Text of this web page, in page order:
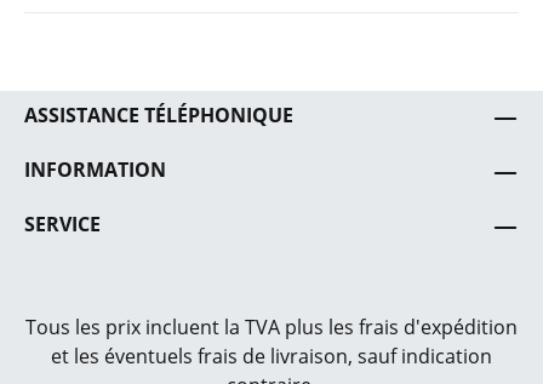
ASSISTANCE TÉLÉPHONIQUE
INFORMATION
SERVICE
Tous les prix incluent la TVA plus les frais d'expédition
et les éventuels frais de livraison, sauf indication